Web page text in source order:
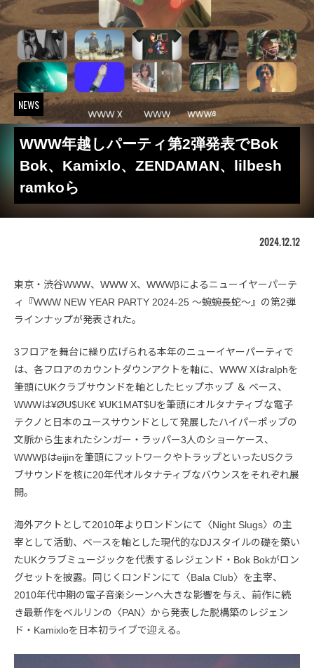
NEWS
WWW年越しパーティ第2弾発表でBok
Bok、Kamixlo、ZENDAMAN、lilbesh
ramkoら
2024.12.12
東京・渋谷WWW、WWW X、WWWβによるニューイヤーパーテ
ィ『WWW NEW YEAR PARTY 2024-25 ～蜿蜿長蛇～』の第2弾
ラインナップが発表された。
3フロアを舞台に繰り広げられる本年のニューイヤーパーティで
は、各フロアのカウントダウンアクトを軸に、WWW Xはralphを
筆頭にUKクラブサウンドを軸としたヒップホップ ＆ ベース、
WWWは¥ØU$UK€ ¥UK1MAT$Uを筆頭にオルタナティブな電子
テクノと日本のユースサウンドとして発展したハイパーポップの
文脈から生まれたシンガー・ラッパー3人のショーケース、
WWWβはeijinを筆頭にフットワークやトラップといったUSクラ
ブサウンドを核に20年代オルタナティブなバウンスをそれぞれ展
開。
海外アクトとして2010年よりロンドンにて〈Night Slugs〉の主
宰として活動、ベースを軸とした現代的なDJスタイルの礎を築い
たUKクラブミュージックを代表するレジェンド・Bok Bokがロン
グセットを披露。同じくロンドンにて〈Bala Club〉を主宰、
2010年代中期の電子音楽シーンへ大きな影響を与え、前作に続
き最新作をベルリンの〈PAN〉から発表した脱構築のレジェン
ド・Kamixloを日本初ライブで迎える。